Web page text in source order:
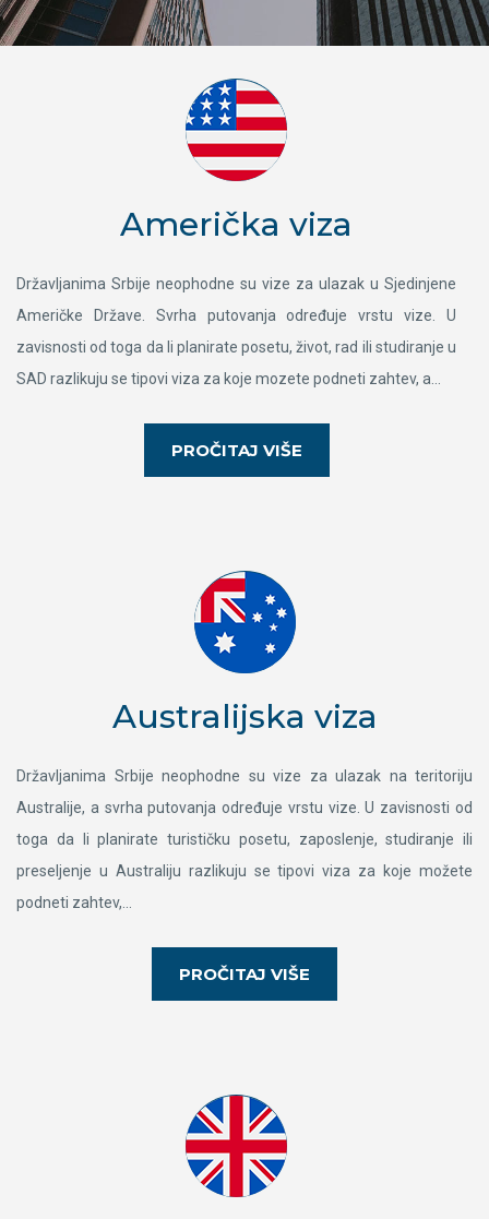
Američka viza
Državljanima Srbije neophodne su vize za ulazak u Sjedinjene
Američke Države. Svrha putovanja određuje vrstu vize. U
zavisnosti od toga da li planirate posetu, život, rad ili studiranje u
SAD razlikuju se tipovi viza za koje mozete podneti zahtev, a...
PROČITAJ VIŠE
Australijska viza
Državljanima Srbije neophodne su vize za ulazak na teritoriju
Australije, a svrha putovanja određuje vrstu vize. U zavisnosti od
toga da li planirate turističku posetu, zaposlenje, studiranje ili
preseljenje u Australiju razlikuju se tipovi viza za koje možete
podneti zahtev,...
PROČITAJ VIŠE